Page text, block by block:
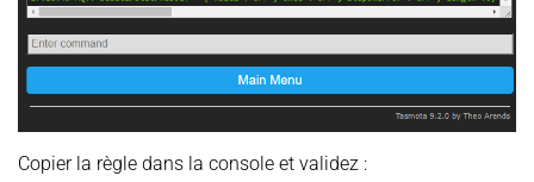
Copier la règle dans la console et validez :